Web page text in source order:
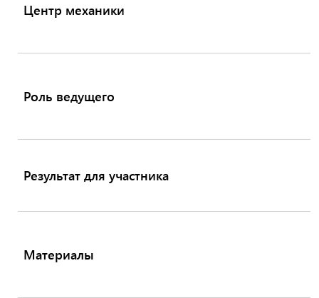
Центр механики
Роль ведущего
Результат для участника
Материалы